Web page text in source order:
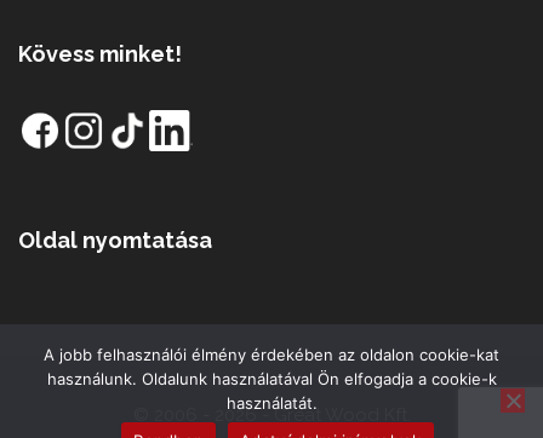
Kövess minket!
Oldal nyomtatása
© 2006 - 2026 - Great Wood Kft.
A jobb felhasználói élmény érdekében az oldalon cookie-kat
használunk. Oldalunk használatával Ön elfogadja a cookie-k
használatát.